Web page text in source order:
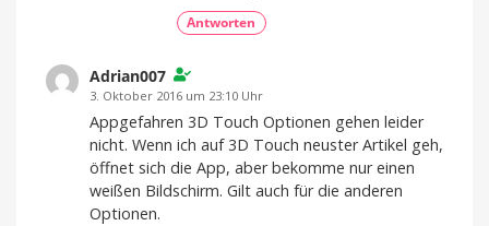
Antworten
Adrian007
3. Oktober 2016 um 23:10 Uhr
Appgefahren 3D Touch Optionen gehen leider
nicht. Wenn ich auf 3D Touch neuster Artikel geh,
öffnet sich die App, aber bekomme nur einen
weißen Bildschirm. Gilt auch für die anderen
Optionen.